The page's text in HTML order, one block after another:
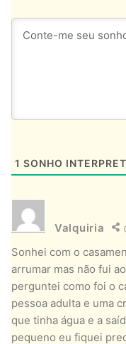
1 SONHO
Valquiria
Sonhei com o
arrumar mas não fui
perguntei como foi o
pessoa adulta e uma
que tinha água e a
pequeno eu fiquei